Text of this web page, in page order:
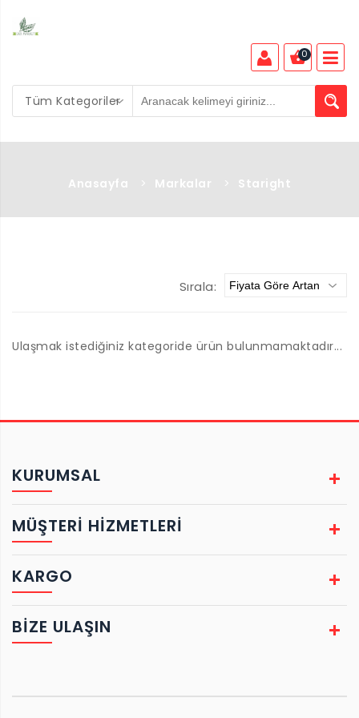
Tüm Kategoriler
0
Anasayfa > Markalar > Staright
Sırala:
Ulaşmak istediğiniz kategoride ürün bulunmamaktadır...
KURUMSAL
MÜŞTERİ HİZMETLERİ
KARGO
BIZE ULAŞIN